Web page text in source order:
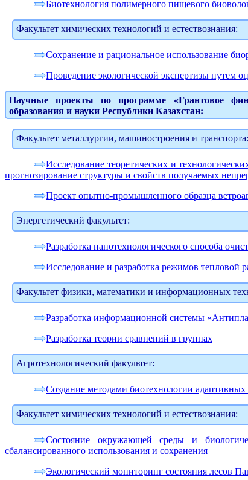
Биотехнология полимерного пищевого
Факультет химических технологий и естествознания:
Сохранение и рациональное использование
Проведение экологической экспертизы путем
Научные проекты по программе «Грантовое
образования и науки Республики Казахстан:
Факультет металлургии, машиностроения и транспорта:
Исследование теоретических и
прогнозирование структуры и свойств получаемых
Проект опытно-промышленного образца
Энергетический факультет:
Разработка нанотехнологического способа
Исследование и разработка режимов тепловой
Факультет физики, математики и информационных
Разработка информационной системы
Разработка теории сравнений в группах
Агротехнологический факультет:
Создание методами биотехнологии
Факультет химических технологий и естествознания:
Состояние окружающей среды и
сбалансированного использования и сохранения
Экологический мониторинг состояния лесов